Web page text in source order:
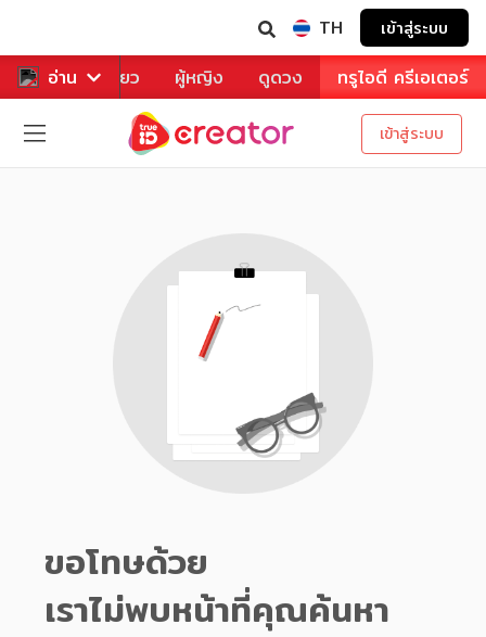
TH เข้าสู่ระบบ
อ่าน
หาร ท่องเที่ยว ผู้หญิง ดูดวง ทรูไอดี ครีเอเตอร์
เข้าสู่ระบบ
ขอโทษด้วย
เราไม่พบหน้าที่คุณค้นหา